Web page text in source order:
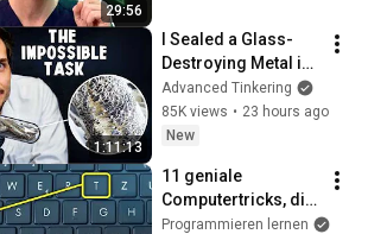
29:56
1:11:13
I Sealed a Glass-
Destroying Metal in
Glass
Advanced Tinkering
85K views • 23 hours ago
New
11 geniale
Computertricks, die
JEDER kennen sollte
Programmieren lernen